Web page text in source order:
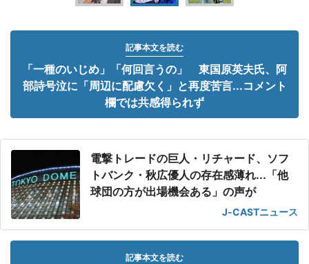
記事本文を読む
「一種のいじめ」「何回言うの」 東国原英夫氏、阿
部詩号泣に「周辺に配慮欠く」と再度苦言...コメント
欄では共感得られず
電撃トレードの巨人・リチャード、ソフ
トバンク・秋広優人の存在感薄れ...「他
球団の方が出場機会ある」の声が
J-CASTニュース
記事本文を読む